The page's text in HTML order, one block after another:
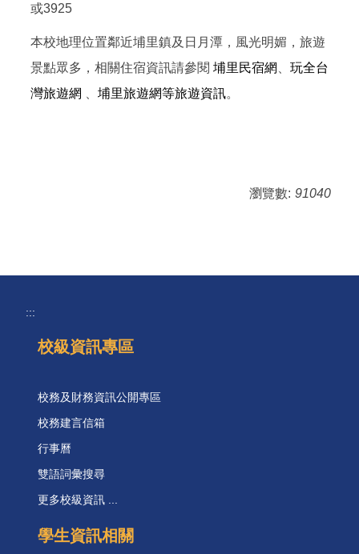
或3925
本校地理位置鄰近埔里鎮及日月潭，風光明媚，旅遊
景點眾多，相關住宿資訊請參閱 埔里民宿網
玩全台
灣旅遊網
埔里旅遊網等旅遊資訊。
瀏覽數: 91040
:::
校級資訊專區
校務及財務資訊公開專區
校務建言信箱
行事曆
雙語詞彙搜尋
更多校級資訊 ...
學生資訊相關